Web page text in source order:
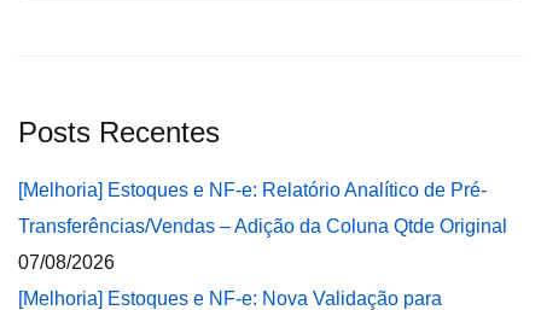
Posts Recentes
[Melhoria] Estoques e NF-e: Relatório Analítico de Pré-
Transferências/Vendas – Adição da Coluna Qtde Original
07/08/2026
[Melhoria] Estoques e NF-e: Nova Validação para